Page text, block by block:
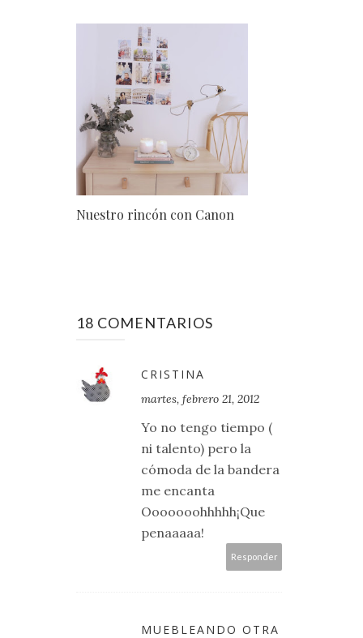
Nuestro rincón con Canon
18 COMENTARIOS
CRISTINA
martes, febrero 21, 2012
Yo no tengo tiempo (
ni talento) pero la
cómoda de la bandera
me encanta
Ooooooohhhhh¡Que
penaaaaa!
Responder
MUEBLEANDO OTRA